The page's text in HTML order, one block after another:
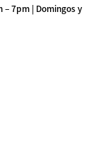
7pm | Domingos y